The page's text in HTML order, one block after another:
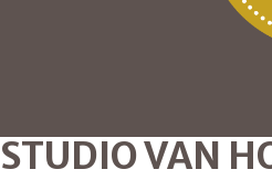
STUDIO VAN